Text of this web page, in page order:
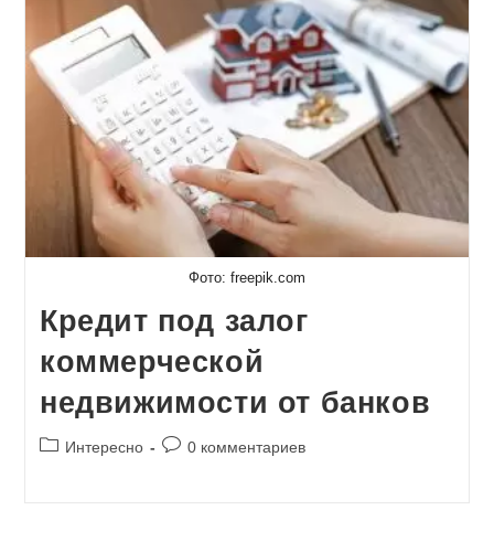
Фото: freepik.com
Кредит под залог
коммерческой
недвижимости от банков
Рубрика
Интересно
Комментарии
0 комментариев